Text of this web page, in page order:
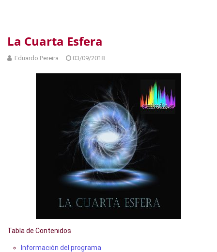
La Cuarta Esfera
Eduardo Pereira 03/09/2018
Tabla de Contenidos
Información del programa